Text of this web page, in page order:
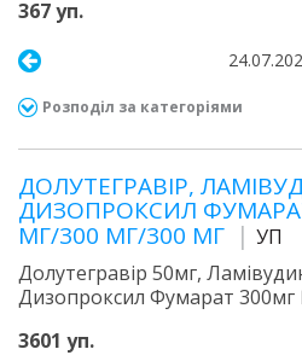
367 уп.
Розподіл за категоріями
ДОЛУТЕГРАВІР,
ДИЗОПРОКСИЛ
МГ/300 МГ/300 МГ
УП
Долутегравір 50мг,
Дизопроксил Фумарат
3601 уп.